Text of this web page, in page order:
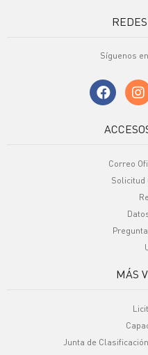
Síguenos
Correo
Solicitud
MÁS
Junta de